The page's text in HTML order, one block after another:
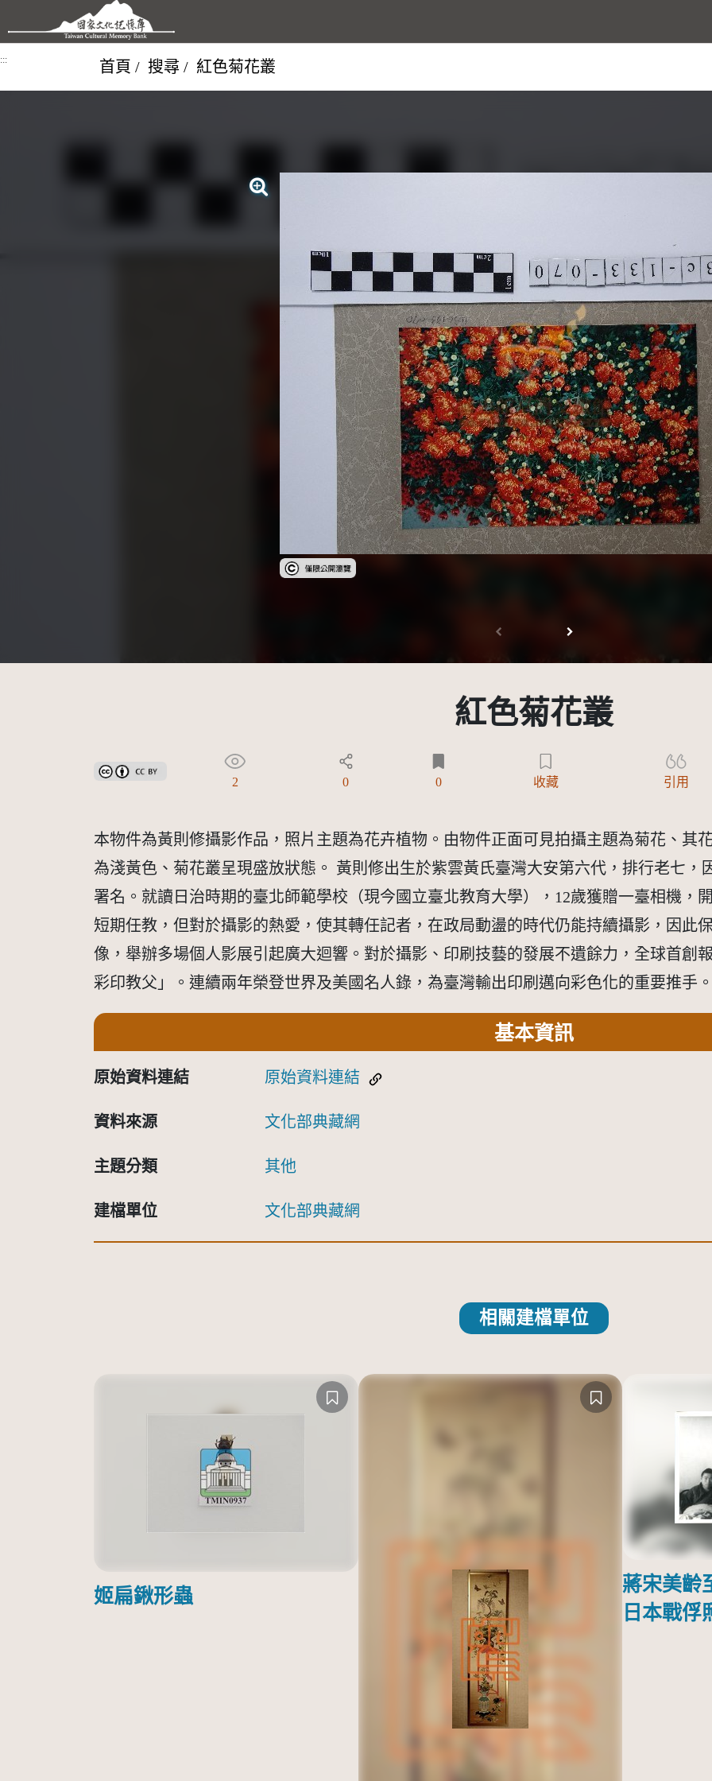
跳到主要內容區塊
::: 首頁 搜尋 紅色菊花叢
受著作權法保護-僅限於本平台有限度公開瀏覽
紅色菊花叢
創用CC姓名標示 3.0 台灣及其後版本(CC BY 3.0 TW +)
2 0 0 收藏 引用
本物件為黃則修攝影作品，照片主題為花卉植物。由物件正面可見拍攝主題為菊花、其
為淺黃色、菊花叢呈現盛放狀態。 黃則修出生於紫雲黃氏臺灣大安第六代，排行老七，
署名。就讀日治時期的臺北師範學校（現今國立臺北教育大學），12歲獲贈一臺相機，
短期任教，但對於攝影的熱愛，使其轉任記者，在政局動盪的時代仍能持續攝影，因此
像，舉辦多場個人影展引起廣大迴響。對於攝影、印刷技藝的發展不遺餘力，全球首創
彩印教父」。連續兩年榮登世界及美國名人錄，為臺灣輸出印刷邁向彩色化的重要推手
基本資訊
原始資料連結 原始資料連結
資料來源 文化部典藏網
主題分類 其他
建檔單位 文化部典藏網
相關建檔單位
姬扁鍬形蟲
蔣宋美齡
日本戰俘